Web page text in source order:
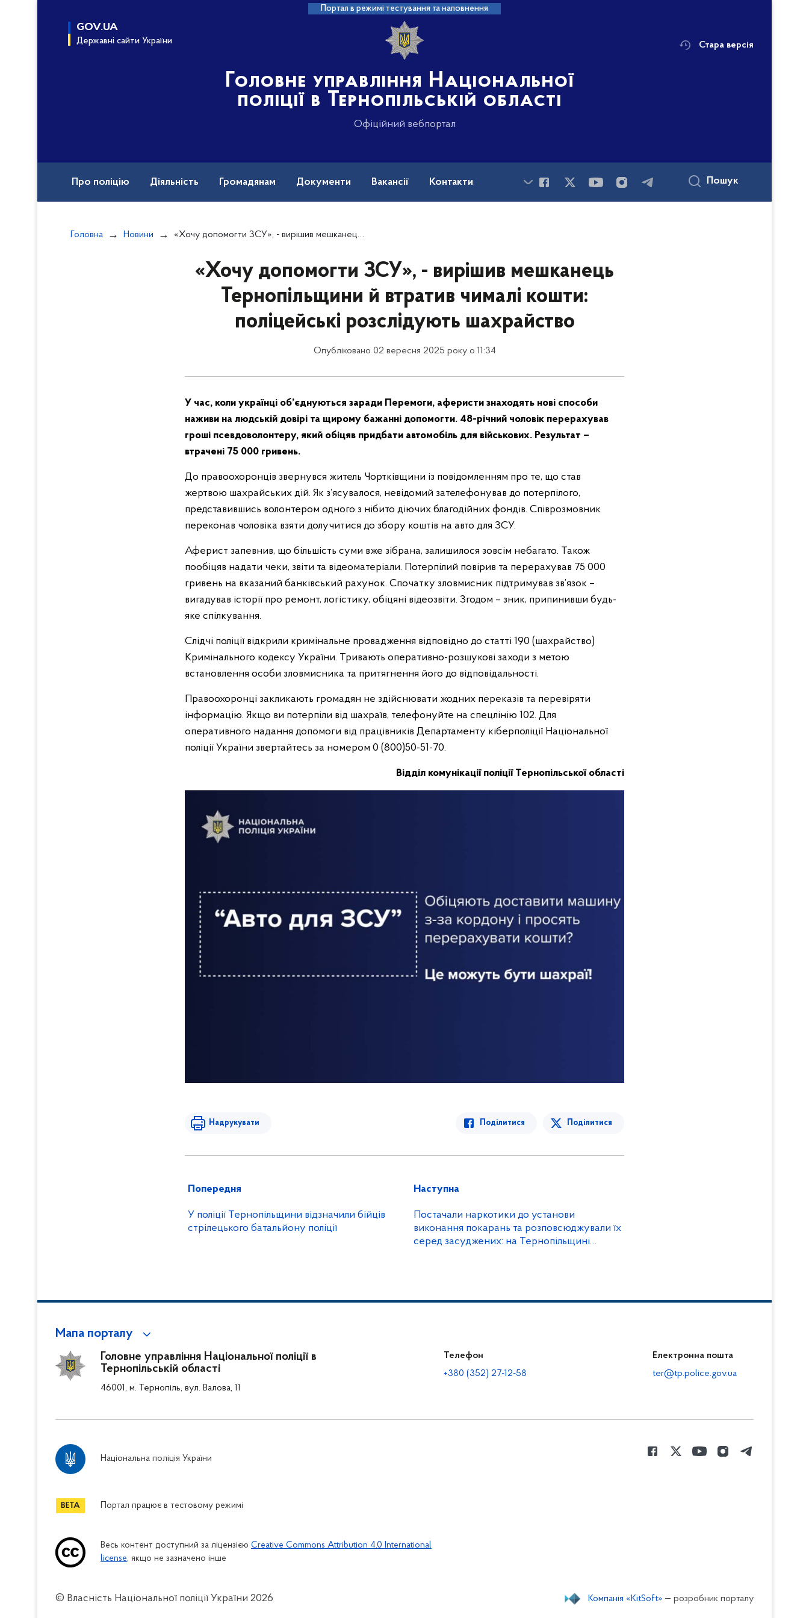
Портал в режимі тестування та наповнення
GOV.UA
Державні сайти України
Головне управління Національної
поліції в Тернопільській області
Офіційний вебпортал
Стара версія
Про поліцію Діяльність Громадянам Документи Вакансії Контакти Пошук
Головна Новини «Хочу допомогти ЗСУ», - вирішив мешканець Тернопільщини й втратив чималі кошти: поліцейські розслідують шахрайство
«Хочу допомогти ЗСУ», - вирішив мешканець
Тернопільщини й втратив чималі кошти:
поліцейські розслідують шахрайство
Опубліковано 02 вересня 2025 року о 11:34
У час, коли українці об’єднуються заради Перемоги, аферисти знаходять нові способи
наживи на людській довірі та щирому бажанні допомогти. 48-річний чоловік перерахував
гроші псевдоволонтеру, який обіцяв придбати автомобіль для військових. Результат –
втрачені 75 000 гривень.
До правоохоронців звернувся житель Чортківщини із повідомленням про те, що став
жертвою шахрайських дій. Як з’ясувалося, невідомий зателефонував до потерпілого,
представившись волонтером одного з нібито діючих благодійних фондів. Співрозмовник
переконав чоловіка взяти долучитися до збору коштів на авто для ЗСУ.
Аферист запевнив, що більшість суми вже зібрана, залишилося зовсім небагато. Також
пообіцяв надати чеки, звіти та відеоматеріали. Потерпілий повірив та перерахував 75 000
гривень на вказаний банківський рахунок. Спочатку зловмисник підтримував зв’язок –
вигадував історії про ремонт, логістику, обіцяні відеозвіти. Згодом – зник, припинивши будь-
яке спілкування.
Слідчі поліції відкрили кримінальне провадження відповідно до статті 190 (шахрайство)
Кримінального кодексу України. Тривають оперативно-розшукові заходи з метою
встановлення особи зловмисника та притягнення його до відповідальності.
Правоохоронці закликають громадян не здійснювати жодних переказів та перевіряти
інформацію. Якщо ви потерпіли від шахраїв, телефонуйте на спецлінію 102. Для
оперативного надання допомоги від працівників Департаменту кіберполіції Національної
поліції України звертайтесь за номером 0 (800)50-51-70.
Відділ комунікації поліції Тернопільської області
Надрукувати Поділитися Поділитися
Попередня
У поліції Тернопільщини відзначили бійців
стрілецького батальйону поліції
Наступна
Постачали наркотики до установи
виконання покарань та розповсюджували їх
серед засуджених: на Тернопільщині
Мапа порталу
Головне управління Національної поліції в
Тернопільській області
46001, м. Тернопіль, вул. Валова, 11
Телефон
+380 (352) 27-12-58
Електронна пошта
ter@tp.police.gov.ua
Національна поліція України
Портал працює в тестовому режимі
Весь контент доступний за ліцензією Creative Commons Attribution 4.0 International
license, якщо не зазначено інше
© Власність Національної поліції України 2026 Компанія «KitSoft» — розробник порталу